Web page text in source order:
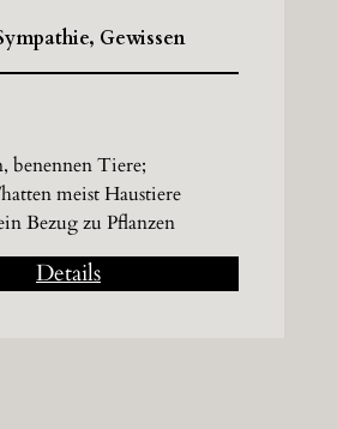
Gewissen
benennen Tiere;
meist Haustiere
Bezug zu Pflanzen
Details